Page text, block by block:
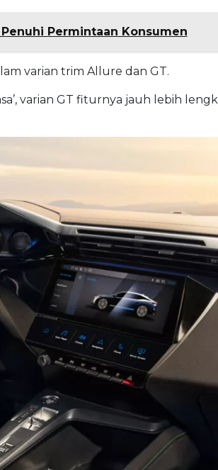
Permintaan Konsumen
varian trim Allure dan GT.
varian GT fiturnya jauh lebih